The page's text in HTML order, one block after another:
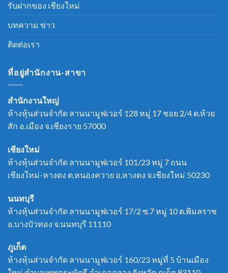
รับฝากของ เชียงใหม่
บทความ ข่าว
ติดต่อเรา
ที่อยู่สำนักงาน-สาขา
สำนักงานใหญ่
ห้างหุ้นส่วนจำกัด ลานนามูฟเวอร์ 128 หมู่ 17 ชอย 2/4 ต.ห้วย
สัก อ.เมือง จ.เชียงราย 57000
เชียงใหม่
ห้างหุ้นส่วนจำกัด ลานนามูฟเวอร์ 101/23 หมู่ 7 ถนน
เชียงใหม่-หางดง ต.หนองควาย อ.หางดง จ.เชียงใหม่ 50230
นนทบุรี
ห้างหุ้นส่วนจำกัด ลานนามูฟเวอร์ 17/2 ซ.7 หมู่ 10 ต.พิมลราช
อ.บางบัวทอง จ.นนทบุรี 11110
ภูเก็ต
ห้างหุ้นส่วนจำกัด ลานนามูฟเวอร์ 160/23 หมู่ที่ 5 บ้านเมือง